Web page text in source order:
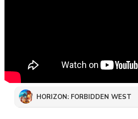
HORIZON: FORBIDDEN WEST